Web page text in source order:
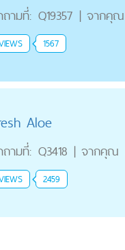
ถามที่: Q19357 | จากคุณ
1567
Aloe
ถามที่: Q3418 | จากคุณ
2459